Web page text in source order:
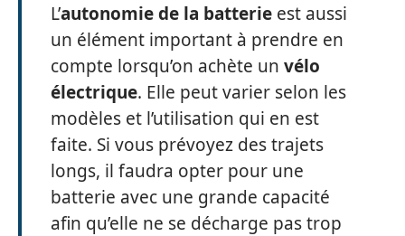
L’autonomie de la batterie est aussi
un élément important à prendre en
compte lorsqu’on achète un vélo
électrique. Elle peut varier selon les
modèles et l’utilisation qui en est
faite. Si vous prévoyez des trajets
longs, il faudra opter pour une
batterie avec une grande capacité
afin qu’elle ne se décharge pas trop